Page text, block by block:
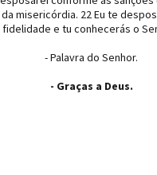
misericórdia. 22 Eu te
fidelidade e tu conhecerás o
- Palavra do Senhor.
- Graças a Deus.